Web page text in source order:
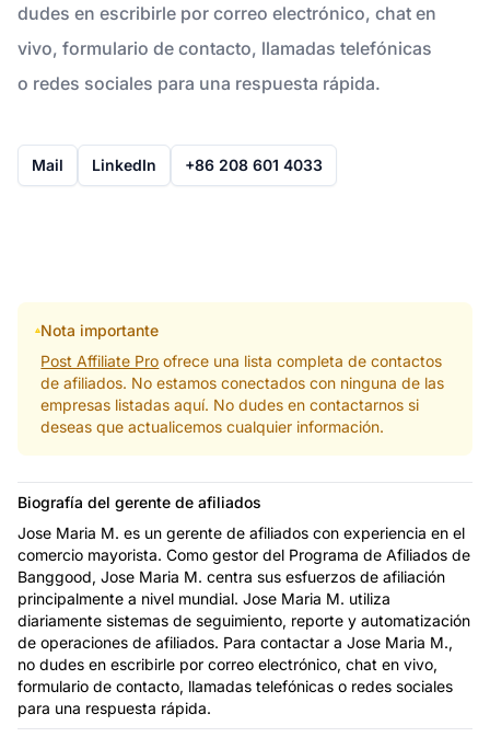
dudes en escribirle por correo electrónico, chat en
vivo, formulario de contacto, llamadas telefónicas
o redes sociales para una respuesta rápida.
Mail LinkedIn +86 208 601 4033
Nota importante
Post Affiliate Pro ofrece una lista completa de contactos
de afiliados. No estamos conectados con ninguna de las
empresas listadas aquí. No dudes en contactarnos si
deseas que actualicemos cualquier información.
Biografía del gerente de afiliados
Jose Maria M. es un gerente de afiliados con experiencia en el
comercio mayorista. Como gestor del Programa de Afiliados de
Banggood, Jose Maria M. centra sus esfuerzos de afiliación
principalmente a nivel mundial. Jose Maria M. utiliza
diariamente sistemas de seguimiento, reporte y automatización
de operaciones de afiliados. Para contactar a Jose Maria M.,
no dudes en escribirle por correo electrónico, chat en vivo,
formulario de contacto, llamadas telefónicas o redes sociales
para una respuesta rápida.